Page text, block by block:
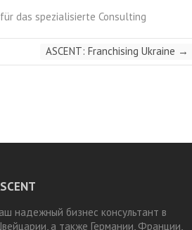
das spezialisierte Consulting
ASCENT: Franchising Ukraine →
надежный бизнес консультант в
а также Германии, Франции,